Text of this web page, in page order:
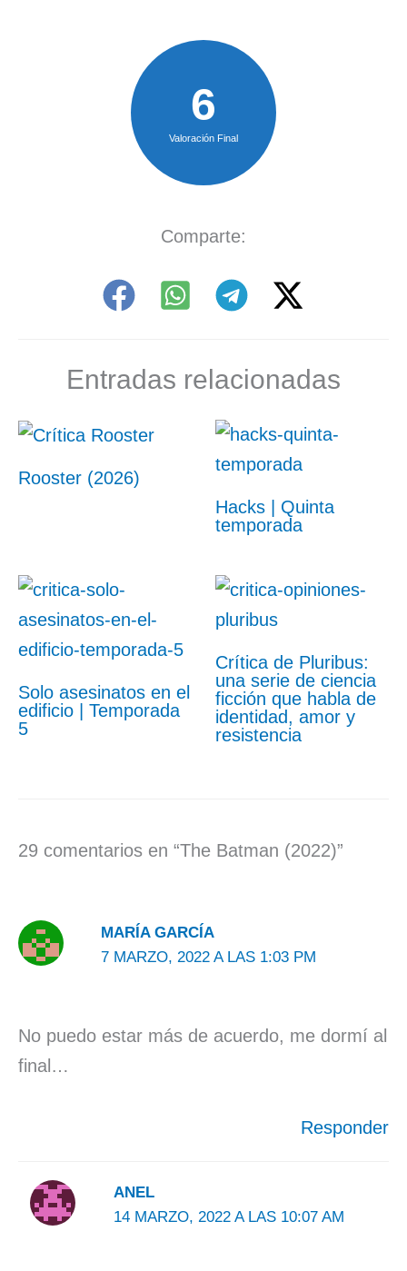
6
Valoración Final
Comparte:
Entradas relacionadas
Rooster (2026)
Hacks | Quinta
temporada
Solo asesinatos en el
edificio | Temporada
5
Crítica de Pluribus:
una serie de ciencia
ficción que habla de
identidad, amor y
resistencia
29 comentarios en “The Batman (2022)”
MARÍA GARCÍA
7 MARZO, 2022 A LAS 1:03 PM
No puedo estar más de acuerdo, me dormí al
final…
Responder
ANEL
14 MARZO, 2022 A LAS 10:07 AM